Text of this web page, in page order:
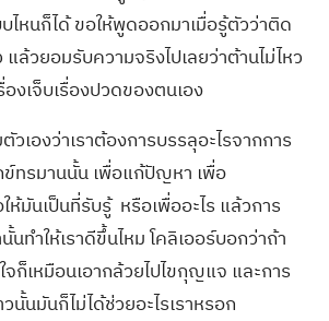
ไหนก็ได้ ขอให้พูดออกมาเมื่อรู้ตัวว่าติด
ล้วยอมรับความจริงไปเลยว่าต้านไม่ไหว
งเจ็บเรื่องปวดของตนเอง
วเองว่าเราต้องการบรรลุอะไรจากการ
ข์ทรมานนั้น เพื่อแก้ปัญหา เพื่อ
ห้มันเป็นที่รับรู้ หรือเพื่ออะไร แล้วการ
นทำให้เราดีขึ้นไหม โคลิเออร์บอกว่าถ้า
ก็เหมือนเอากล้วยไปไขกุญแจ และการ
นั้นมันก็ไม่ได้ช่วยอะไรเราหรอก